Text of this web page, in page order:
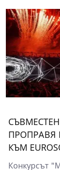
ПРОПРАВЯ
КЪМ
Конкурсът